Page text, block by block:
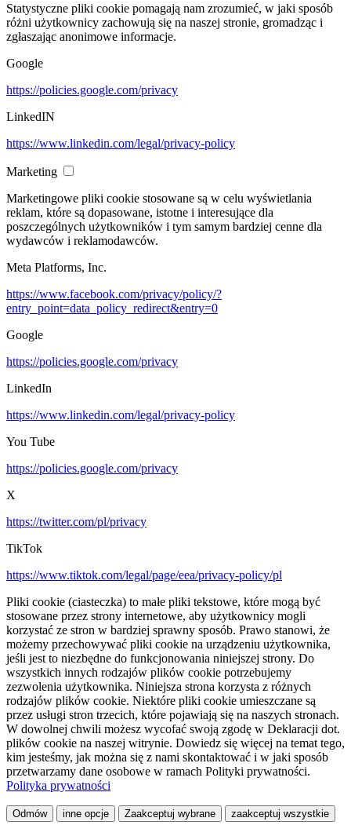
Statystyczne pliki cookie pomagają nam zrozumieć, w jaki sposób
różni użytkownicy zachowują się na naszej stronie, gromadząc i
zgłaszając anonimowe informacje.
Google
https://policies.google.com/privacy
LinkedIN
https://www.linkedin.com/legal/privacy-policy
Marketing
Marketingowe pliki cookie stosowane są w celu wyświetlania
reklam, które są dopasowane, istotne i interesujące dla
poszczególnych użytkowników i tym samym bardziej cenne dla
wydawców i reklamodawców.
Meta Platforms, Inc.
https://www.facebook.com/privacy/policy/?
entry_point=data_policy_redirect&entry=0
Google
https://policies.google.com/privacy
LinkedIn
https://www.linkedin.com/legal/privacy-policy
You Tube
https://policies.google.com/privacy
X
https://twitter.com/pl/privacy
TikTok
https://www.tiktok.com/legal/page/eea/privacy-policy/pl
Pliki cookie (ciasteczka) to małe pliki tekstowe, które mogą być
stosowane przez strony internetowe, aby użytkownicy mogli
korzystać ze stron w bardziej sprawny sposób. Prawo stanowi, że
możemy przechowywać pliki cookie na urządzeniu użytkownika,
jeśli jest to niezbędne do funkcjonowania niniejszej strony. Do
wszystkich innych rodzajów plików cookie potrzebujemy
zezwolenia użytkownika. Niniejsza strona korzysta z różnych
rodzajów plików cookie. Niektóre pliki cookie umieszczane są
przez usługi stron trzecich, które pojawiają się na naszych stronach.
W dowolnej chwili możesz wycofać swoją zgodę w Deklaracji dot.
plików cookie na naszej witrynie. Dowiedz się więcej na temat tego,
kim jesteśmy, jak można się z nami skontaktować i w jaki sposób
przetwarzamy dane osobowe w ramach Polityki prywatności.
Polityka prywatności
Odmów inne opcje Zaakceptuj wybrane zaakceptuj wszystkie